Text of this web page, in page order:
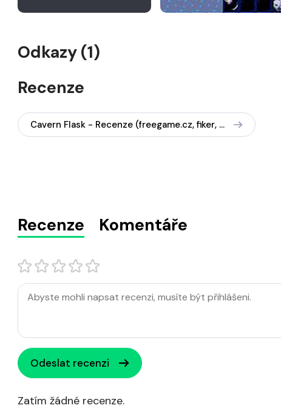
Odkazy (1)
Recenze
Cavern Flask - Recenze (freegame.cz, fiker, 2007)
Recenze Komentáře
Odeslat recenzi
Zatím žádné recenze.